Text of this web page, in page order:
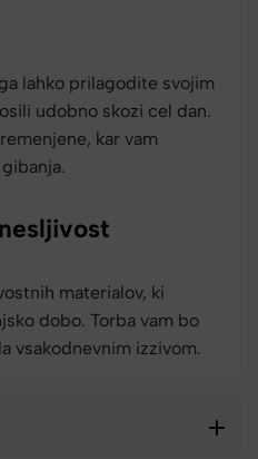
lahko prilagodite svojim
udobno skozi cel dan.
kar vam
materialov, ki
dobo. Torba vam bo
vsakodnevnim izzivom.